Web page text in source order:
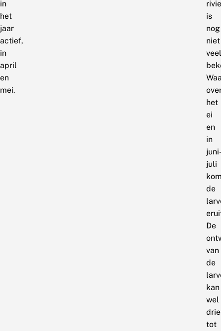
in
het
jaar
actief,
in
april
en
mei.
is
nog
niet
veel
het
ei
en
in
juli
de
De
van
de
kan
wel
drie
tot